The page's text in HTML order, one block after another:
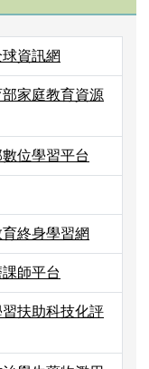
資訊網
家庭教育資源
位學習平台
終身學習網
師平台
習扶助科技化評
學生藥物濫用